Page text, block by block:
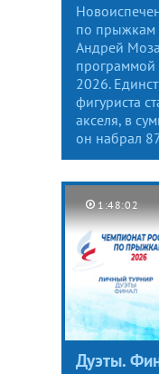
по прыжкам
Андрей
программой
2026.
фигуриста
акселя, в
он набрал
1:48:02
Дуэты.